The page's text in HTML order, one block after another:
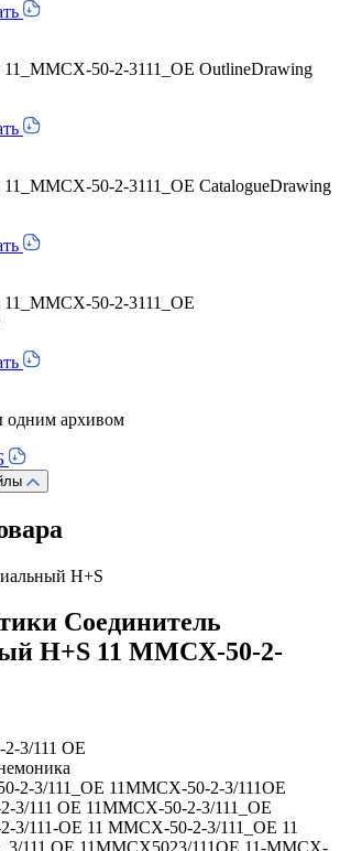
50-2-3111_OE OutlineDrawing
50-2-3111_OE CatalogueDrawing
50-2-3111_OE
одним архивом
H+S
Соединитель
H+S 11 MMCX-50-2-
3/111 OE
2-3/111_OE 11MMCX-50-2-3/111OE
3/111 OE 11MMCX-50-2-3/111_OE
3/111-OE 11 MMCX-50-2-3/111_OE 11